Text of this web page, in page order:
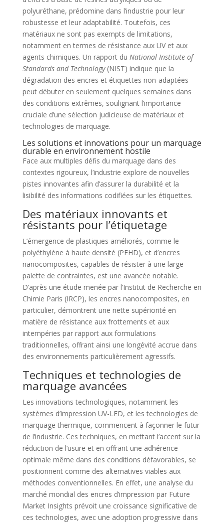
polyuréthane, prédomine dans l’industrie pour leur
robustesse et leur adaptabilité. Toutefois, ces
matériaux ne sont pas exempts de limitations,
notamment en termes de résistance aux UV et aux
agents chimiques. Un rapport du National Institute of
Standards and Technology(NIST) indique que la
dégradation des encres et étiquettes non-adaptées
peut débuter en seulement quelques semaines dans
des conditions extrêmes, soulignant l’importance
cruciale d’une sélection judicieuse de matériaux et
technologies de marquage.
Les solutions et innovations pour un marquage
durable en environnement hostile
Face aux multiples défis du marquage dans des
contextes rigoureux, l’industrie explore de nouvelles
pistes innovantes afin d’assurer la durabilité et la
lisibilité des informations codifiées sur les étiquettes.
Des matériaux innovants et
résistants pour l’étiquetage
L’émergence de plastiques améliorés, comme le
polyéthylène à haute densité (PEHD), et d’encres
nanocomposites, capables de résister à une large
palette de contraintes, est une avancée notable.
D’après une étude menée par l’Institut de Recherche en
Chimie Paris (IRCP), les encres nanocomposites, en
particulier, démontrent une nette supériorité en
matière de résistance aux frottements et aux
intempéries par rapport aux formulations
traditionnelles, offrant ainsi une longévité accrue dans
des environnements particulièrement agressifs.
Techniques et technologies de
marquage avancées
Les innovations technologiques, notamment les
systèmes d’impression UV-LED, et les technologies de
marquage thermique, commencent à façonner le futur
de l’industrie. Ces techniques, en mettant l’accent sur la
réduction de l’usure et en offrant une adhérence
optimale même dans des conditions défavorables, se
positionnent comme des alternatives viables aux
méthodes conventionnelles. En effet, une analyse du
marché mondial des encres d’impression par Future
Market Insights prévoit une croissance significative de
ces technologies, avec une adoption progressive dans